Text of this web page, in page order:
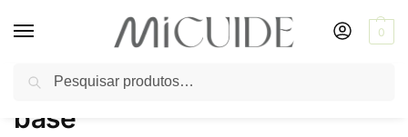
0
Início Produtos marcados com a tag “base”
base